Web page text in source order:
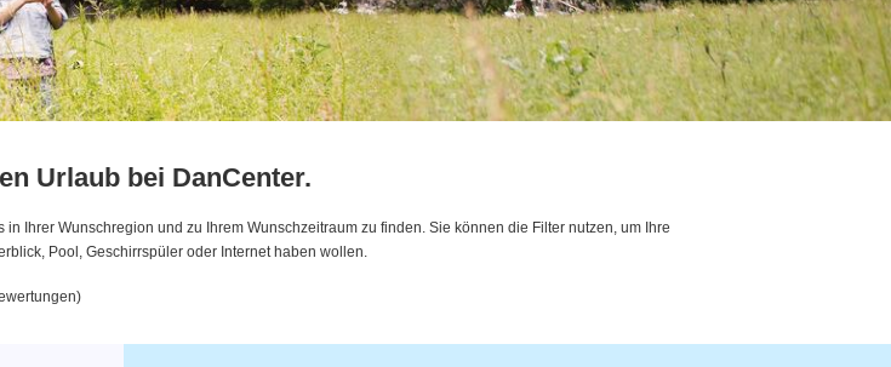
Urlaub bei DanCenter.
Ihrer Wunschregion und zu Ihrem Wunschzeitraum zu finden. Sie können die Filter nutzen, um Ihre
Pool, Geschirrspüler oder Internet haben wollen.